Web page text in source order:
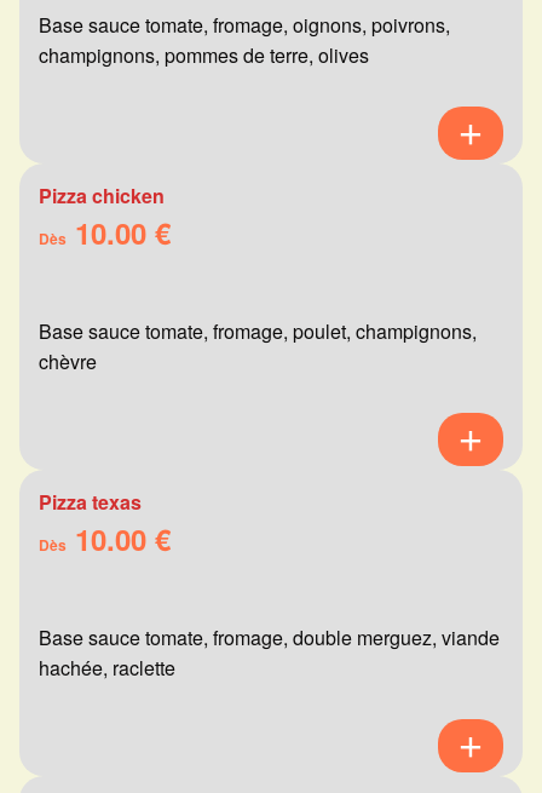
Base sauce tomate, fromage, oignons, poivrons,
champignons, pommes de terre, olives
Pizza chicken
Dès 10.00 €
Base sauce tomate, fromage, poulet, champignons,
chèvre
Pizza texas
Dès 10.00 €
Base sauce tomate, fromage, double merguez, viande
hachée, raclette